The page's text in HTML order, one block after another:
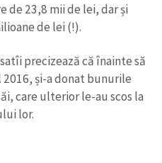
Despre ZdG
на русском
de 23,8 mii de lei, dar și
de lei (!).
precizează că înainte să
2016, și-a donat bunurile
care ulterior le-au scos la
lor.